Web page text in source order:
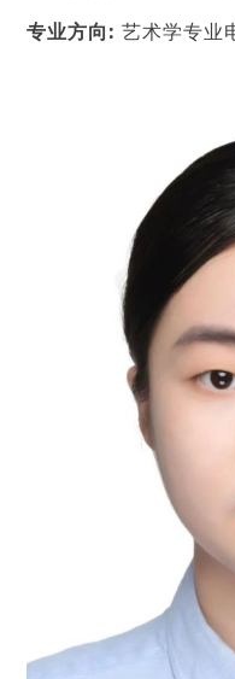
专业方向: 艺术学专业